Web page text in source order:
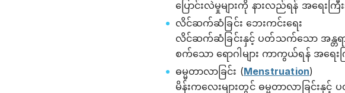
ပြောင်းလဲမှုများကို နားလည်ရန် အရေးက
လိင်ဆက်ဆံခြင်း ဘေးကင်းရေး
လိင်ဆက်ဆံခြင်းနှင့် ပတ်သက်သော အန္တရ
စက်သော ရောဂါများ ကာကွယ်ရန် အရေ
ဓမ္မတာလာခြင်း (Menstruation)
မိန်းကလေးများတွင် ဓမ္မတာလာခြင်းနှ